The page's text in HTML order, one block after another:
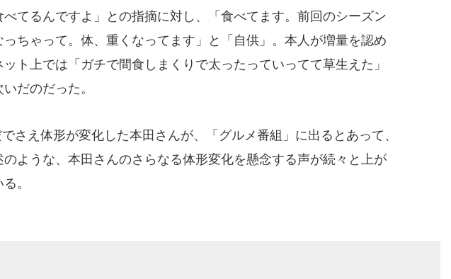
てるんですよ」との指摘に対し、「食べてます。前回のシーズン
ちゃって。体、重くなってます」と「自供」。本人が増量を認め
ト上では「ガチで間食しまくりで太ったっていってて草生えた」
だのだった。
さえ体形が変化した本田さんが、「グルメ番組」に出るとあって、
ような、本田さんのさらなる体形変化を懸念する声が続々と上が
。